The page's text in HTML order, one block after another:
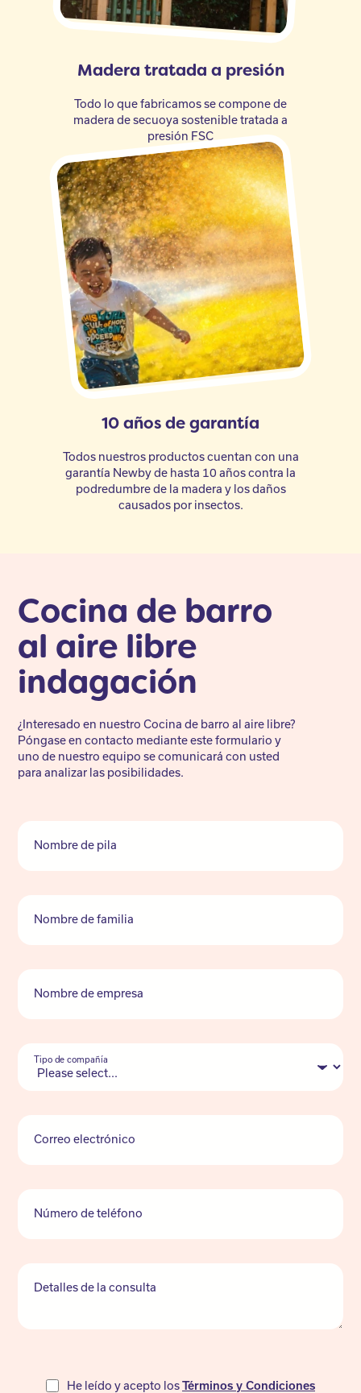
Madera tratada a presión
Todo lo que fabricamos se compone de
madera de secuoya sostenible tratada a
presión FSC
10 años de garantía
Todos nuestros productos cuentan con una
garantía Newby de hasta 10 años contra la
podredumbre de la madera y los daños
causados por insectos.
Cocina de barro
al aire libre
indagación
¿Interesado en nuestro Cocina de barro al aire libre?
Póngase en contacto mediante este formulario y
uno de nuestro equipo se comunicará con usted
para analizar las posibilidades.
Nombre de pila
Nombre de familia
Nombre de empresa
Tipo de compañía
Correo electrónico
Número de teléfono
Detalles de la consulta
He leído y acepto losTérminos y Condiciones